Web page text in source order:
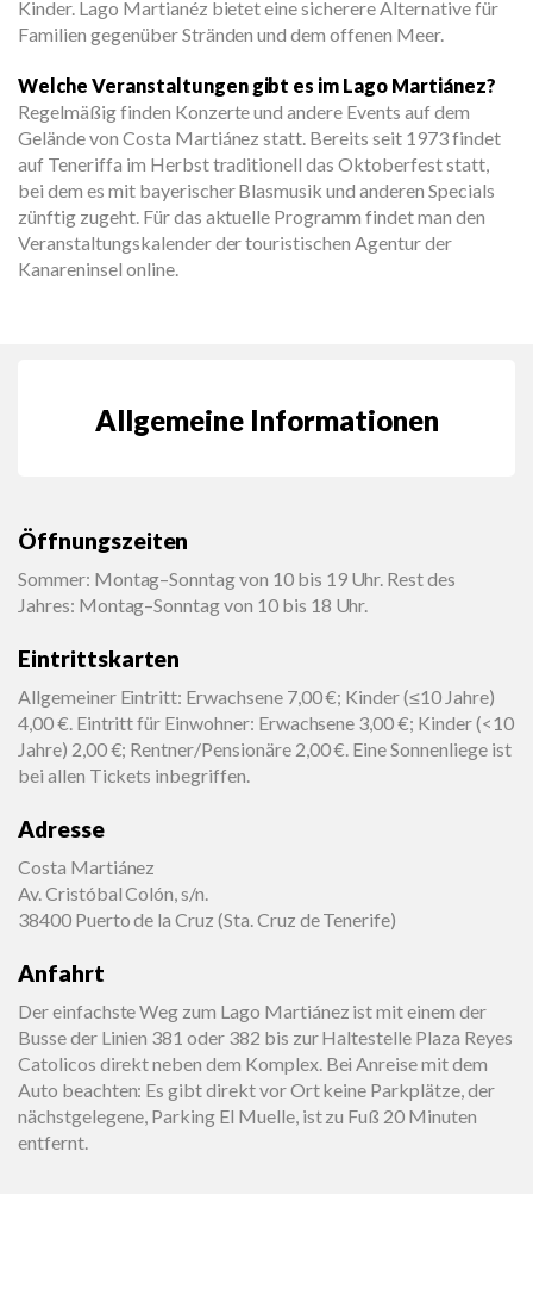
Kinder. Lago Martianéz bietet eine sicherere Alternative für
Familien gegenüber Stränden und dem offenen Meer.
Welche Veranstaltungen gibt es im Lago Martiánez?
Regelmäßig finden Konzerte und andere Events auf dem
Gelände von Costa Martiánez statt. Bereits seit 1973 findet
auf Teneriffa im Herbst traditionell das Oktoberfest statt,
bei dem es mit bayerischer Blasmusik und anderen Specials
zünftig zugeht. Für das aktuelle Programm findet man den
Veranstaltungskalender der touristischen Agentur der
Kanareninsel online.
Allgemeine Informationen
Öffnungszeiten
Sommer: Montag–Sonntag von 10 bis 19 Uhr. Rest des
Jahres: Montag–Sonntag von 10 bis 18 Uhr.
Eintrittskarten
Allgemeiner Eintritt: Erwachsene 7,00 €; Kinder (≤10 Jahre)
4,00 €. Eintritt für Einwohner: Erwachsene 3,00 €; Kinder (<10
Jahre) 2,00 €; Rentner/Pensionäre 2,00 €. Eine Sonnenliege ist
bei allen Tickets inbegriffen.
Adresse
Costa Martiánez
Av. Cristóbal Colón, s/n.
38400 Puerto de la Cruz (Sta. Cruz de Tenerife)
Anfahrt
Der einfachste Weg zum Lago Martiánez ist mit einem der
Busse der Linien 381 oder 382 bis zur Haltestelle Plaza Reyes
Catolicos direkt neben dem Komplex. Bei Anreise mit dem
Auto beachten: Es gibt direkt vor Ort keine Parkplätze, der
nächstgelegene, Parking El Muelle, ist zu Fuß 20 Minuten
entfernt.